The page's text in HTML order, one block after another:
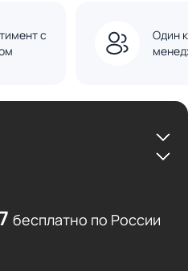
с
Один
бесплатно по России